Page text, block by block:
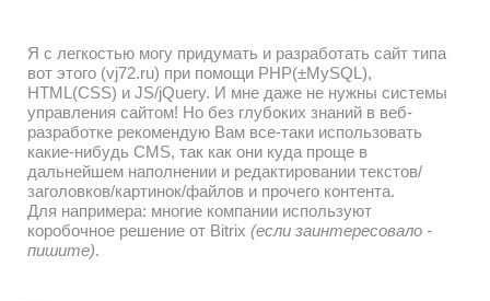
Я с легкостью могу придумать и разработать сайт типа
вот этого (vj72.ru) при помощи PHP(±MySQL),
HTML(CSS) и JS/jQuery. И мне даже не нужны системы
управления сайтом! Но без глубоких знаний в веб-
разработке рекомендую Вам все-таки использовать
какие-нибудь CMS, так как они куда проще в
дальнейшем наполнении и редактировании текстов/
заголовков/картинок/файлов и прочего контента.
Для напримера: многие компании используют
коробочное решение от Bitrix (если заинтересовало -
пишите).